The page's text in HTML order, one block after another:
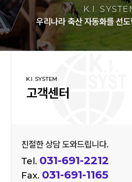
K.I.
우리나라 축산 자동화를 선
K.I. SYSTEM
고객센터
친절한 상담 도와드립니다.
Tel. 031-691-2212
Fax. 031-691-1165